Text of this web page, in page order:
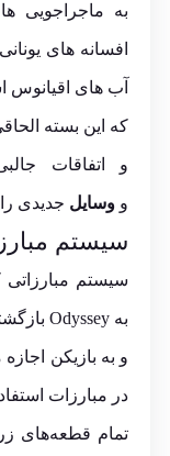
به ماجراجویی
افسانه های
آب های
که این بسته
و اتفاقات
و وسایل جدیدی را
سیستم
به Odyssey بازگشته است اما پیشرفت زیادی کرده است
و به بازیکن
در مبارزات
تمام قطعه‌های